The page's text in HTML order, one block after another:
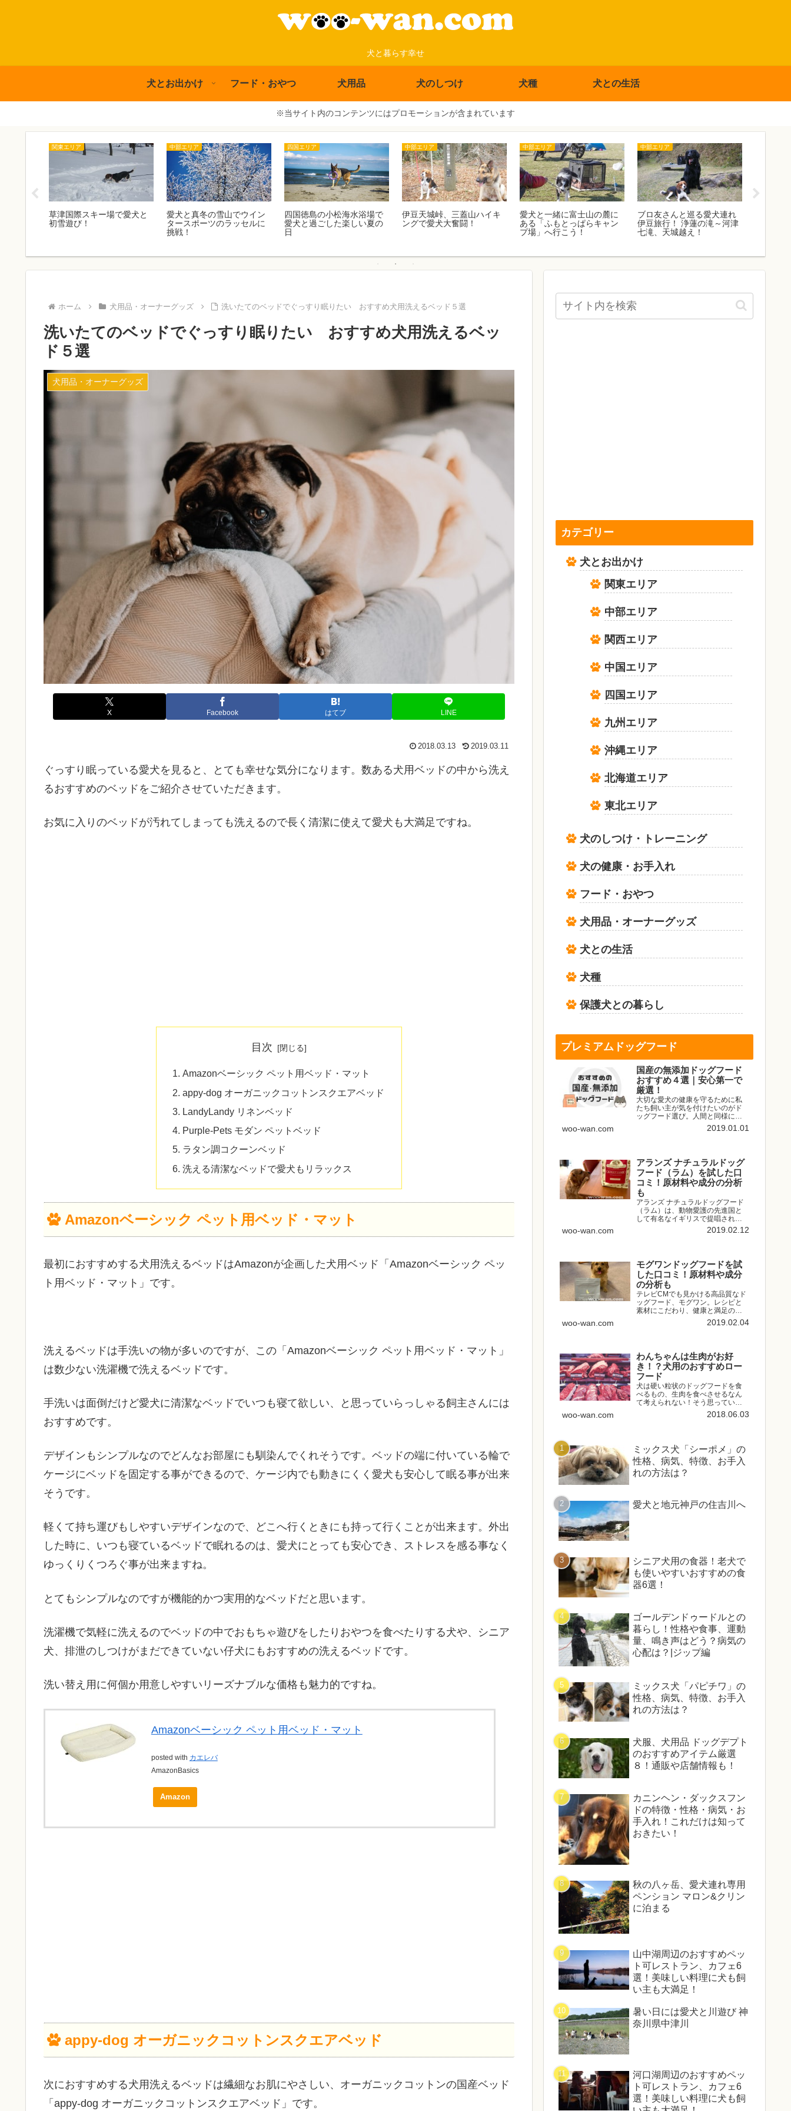
犬と暮らす幸せ
犬とお出かけ フード・おやつ 犬用品 犬のしつけ 犬種 犬との生活
※当サイト内のコンテンツにはプロモーションが含まれています
関東エリア
草津国際スキー場で愛犬と
初雪遊び！
中部エリア
愛犬と真冬の雪山でウイン
タースポーツのラッセルに
挑戦！
四国エリア
四国徳島の小松海水浴場で
愛犬と過ごした楽しい夏の
日
中部エリア
伊豆天城峠、三蓋山ハイキ
ングで愛犬大奮闘！
中部エリア
愛犬と一緒に富士山の麓に
ある「ふもとっぱらキャン
プ場」へ行こう！
中部エリア
ブロ友さんと巡る愛犬連れ
伊豆旅行！ 浄蓮の滝～河津
七滝、天城越え！
ホーム 犬用品・オーナーグッズ 洗いたてのベッドでぐっすり眠りたい おすすめ犬用洗えるベッド５選
洗いたてのベッドでぐっすり眠りたい おすすめ犬用洗えるベッ
ド５選
犬用品・オーナーグッズ
X Facebook はてブ LINE
2018.03.13 2019.03.11
ぐっすり眠っている愛犬を見ると、とても幸せな気分になります。数ある犬用ベッドの中から洗え
るおすすめのベッドをご紹介させていただきます。
お気に入りのベッドが汚れてしまっても洗えるので長く清潔に使えて愛犬も大満足ですね。
目次
Amazonベーシック ペット用ベッド・マット
appy-dog オーガニックコットンスクエアベッド
LandyLandy リネンベッド
Purple-Pets モダン ペットベッド
ラタン調コクーンベッド
洗える清潔なベッドで愛犬もリラックス
Amazonベーシック ペット用ベッド・マット
最初におすすめする犬用洗えるベッドはAmazonが企画した犬用ベッド「Amazonベーシック ペッ
ト用ベッド・マット」です。
洗えるベッドは手洗いの物が多いのですが、この「Amazonベーシック ペット用ベッド・マット」
は数少ない洗濯機で洗えるベッドです。
手洗いは面倒だけど愛犬に清潔なベッドでいつも寝て欲しい、と思っていらっしゃる飼主さんには
おすすめです。
デザインもシンプルなのでどんなお部屋にも馴染んでくれそうです。ベッドの端に付いている輪で
ケージにベッドを固定する事ができるので、ケージ内でも動きにくく愛犬も安心して眠る事が出来
そうです。
軽くて持ち運びもしやすいデザインなので、どこへ行くときにも持って行くことが出来ます。外出
した時に、いつも寝ているベッドで眠れるのは、愛犬にとっても安心でき、ストレスを感る事なく
ゆっくりくつろぐ事が出来ますね。
とてもシンプルなのですが機能的かつ実用的なベッドだと思います。
洗濯機で気軽に洗えるのでベッドの中でおもちゃ遊びをしたりおやつを食べたりする犬や、シニア
犬、排泄のしつけがまだできていない仔犬にもおすすめの洗えるベッドです。
洗い替え用に何個か用意しやすいリーズナブルな価格も魅力的ですね。
Amazonベーシック ペット用ベッド・マット
posted with カエレバ
AmazonBasics
Amazon
appy-dog オーガニックコットンスクエアベッド
次におすすめする犬用洗えるベッドは繊細なお肌にやさしい、オーガニックコットンの国産ベッド
「appy-dog オーガニックコットンスクエアベッド」です。
カテゴリー
犬とお出かけ
関東エリア
中部エリア
関西エリア
中国エリア
四国エリア
九州エリア
沖縄エリア
北海道エリア
東北エリア
犬のしつけ・トレーニング
犬の健康・お手入れ
フード・おやつ
犬用品・オーナーグッズ
犬との生活
犬種
保護犬との暮らし
プレミアムドッグフード
国産の無添加ドッグフード
おすすめ４選｜安心第一で
厳選！
大切な愛犬の健康を守るために私
たち飼い主が気を付けたいのがド
ッグフード選び。人間と同様に愛
犬の体は食べたものからできてい
ます。品質の良くないドッグフー
愛犬のために安全な国産の無添加...
woo-wan.com 2019.01.01
アランズ ナチュラルドッグ
フード（ラム）を試した口
コミ！原材料や成分の分析
も
アランズ ナチュラルドッグフード
（ラム）は、動物愛護の先進国と
して有名なイギリスで提唱されて
いるナチュラルフィーディング
（自然給餌）という考え方に基づ
餌）とは簡単にいうと、すべての
犬...
woo-wan.com 2019.02.12
モグワンドッグフードを試
した口コミ！原材料や成分
の分析も
テレビCMでも見かける高品質なド
ッグフード、モグワン。レシピと
素材にこだわり、健康と満足の食
いつきを目指して作られたという
注目のドッグフードです。今回は
めてどんなドッグフードなのか...
woo-wan.com 2019.02.04
わんちゃんは生肉がお好
き！？犬用のおすすめロー
フード
犬は硬い粒状のドッグフードを食
べるもの、生肉を食べさせるなん
て考えられない！そう思っている
方は多いです。しかし、そもそも
犬は肉食、かつ雑食性の動物で、
ッグフードは、穀物や肉、野菜、...
woo-wan.com 2018.06.03
ミックス犬「シーポメ」の
性格、病気、特徴、お手入
れの方法は？
愛犬と地元神戸の住吉川へ
シニア犬用の食器！老犬で
も使いやすいおすすめの食
器6選！
ゴールデンドゥードルとの
暮らし！性格や食事、運動
量、鳴き声はどう？病気の
心配は？|ジップ編
ミックス犬「パピチワ」の
性格、病気、特徴、お手入
れの方法は？
犬服、犬用品 ドッグデプト
のおすすめアイテム厳選
８！通販や店舗情報も！
カニンヘン・ダックスフン
ドの特徴・性格・病気・お
手入れ！これだけは知って
おきたい！
秋の八ヶ岳、愛犬連れ専用
ペンション マロン&クリン
に泊まる
山中湖周辺のおすすめペッ
ト可レストラン、カフェ6
選！美味しい料理に犬も飼
い主も大満足！
暑い日には愛犬と川遊び 神
奈川県中津川
河口湖周辺のおすすめペッ
ト可レストラン、カフェ6
選！美味しい料理に犬も飼